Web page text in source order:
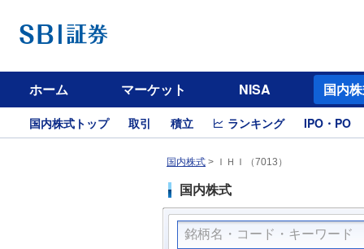
ホーム マーケット NISA 国内
国内株式トップ 取引 積立 ランキング IPO・PO
国内株式 > ＩＨＩ（7013）
国内株式